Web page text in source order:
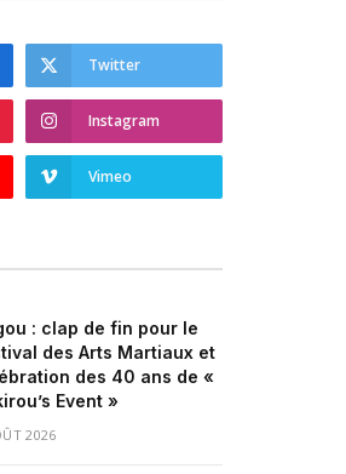
Twitter
Instagram
Vimeo
: clap de fin pour le
des Arts Martiaux et
des 40 ans de «
Event »
2026